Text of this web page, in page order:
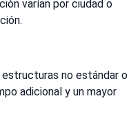
varían por ciudad o
no estándar o
adicional y un mayor